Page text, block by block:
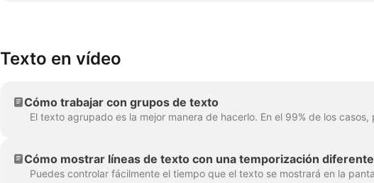
Texto en vídeo
Cómo trabajar con grupos de texto
Cómo mostrar líneas de texto con una temporización diferente